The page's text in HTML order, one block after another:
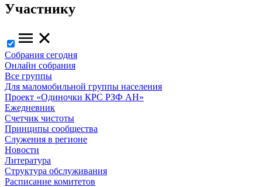
Участнику
Собрания сегодня
Онлайн собрания
Все группы
Для маломобильной группы населения
Проект «Одиночки КРС РЗФ АН»
Ежедневник
Счетчик чистоты
Принципы сообщества
Служения в регионе
Новости
Литература
Структура обслуживания
Расписание комитетов